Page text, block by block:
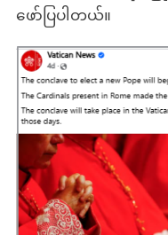
ဖော်ပြပါတယ်။